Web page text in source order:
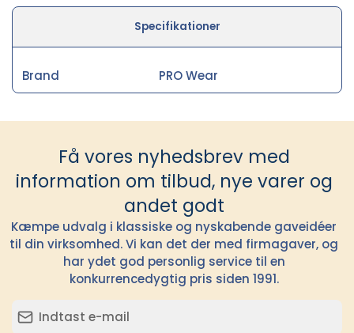
Specifikationer
Brand PRO Wear
Få vores nyhedsbrev med
information om tilbud, nye varer og
andet godt
Kæmpe udvalg i klassiske og nyskabende gaveidéer
til din virksomhed. Vi kan det der med firmagaver, og
har ydet god personlig service til en
konkurrencedygtig pris siden 1991.